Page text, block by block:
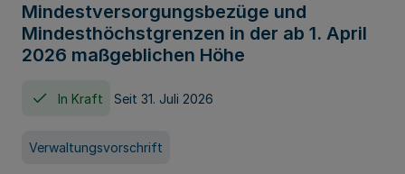
Mindestversorgungsbezüge und
Mindesthöchstgrenzen in der ab 1. April
2026 maßgeblichen Höhe
In Kraft Seit 31. Juli 2026
Verwaltungsvorschrift